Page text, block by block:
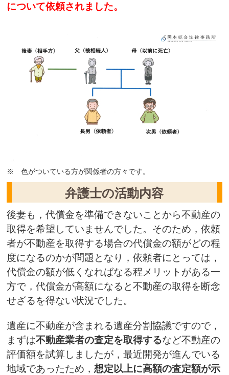
について依頼されました。
※ 色がついている方が関係者の方々です。
弁護士の活動内容
後妻も，代償金を準備できないことから不動産の
取得を希望していませんでした。そのため，依頼
者が不動産を取得する場合の代償金の額がどの程
度になるのかが問題となり，依頼者にとっては，
代償金の額が低くなればなる程メリットがある一
方で，代償金が高額になると不動産の取得を断念
せざるを得ない状況でした。
遺産に不動産が含まれる遺産分割協議ですので，
まずは不動産業者の査定を取得するなど不動産の
評価額を試算しましたが，最近開発が進んでいる
地域であったため，想定以上に高額の査定額が示